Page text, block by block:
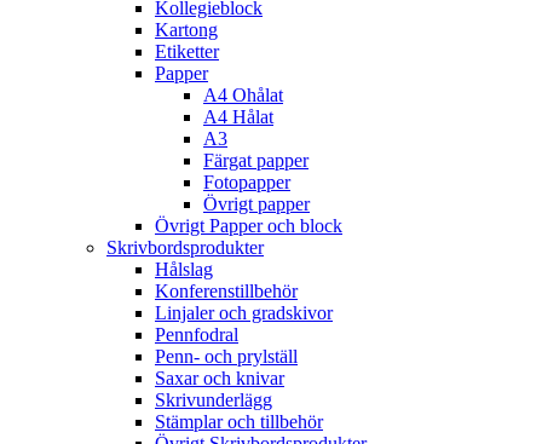
Kollegieblock
Kartong
Etiketter
Papper
A4 Ohålat
A4 Hålat
A3
Färgat papper
Fotopapper
Övrigt papper
Övrigt Papper och block
Skrivbordsprodukter
Hålslag
Konferenstillbehör
Linjaler och gradskivor
Pennfodral
Penn- och prylställ
Saxar och knivar
Skrivunderlägg
Stämplar och tillbehör